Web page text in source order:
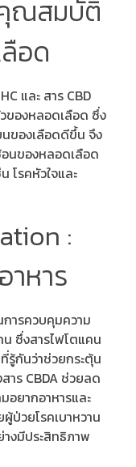
ณสมบัติ
อด
และ สาร CBD
ของหลอดเลือด ซึ่ง
นของเลือดดีขึ้น จึง
นของหลอดเลือด
โรคหัวใจและ
:
หาร
ารควบคุมความ
ซึ่งสารไฟโตแคน
รู้กันว่าช่วยกระตุ้น
าร CBDA ช่วยลด
อยากอาหารและ
ป่วยโรคเบาหวาน
างมีประสิทธิภาพ